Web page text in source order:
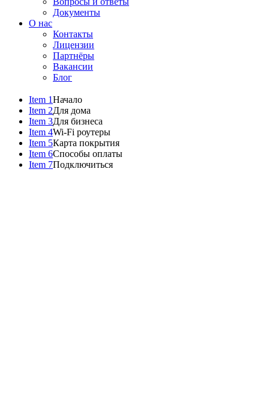
Документы
О нас
Контакты
Лицензии
Партнёры
Вакансии
Блог
Item 1Начало
Item 2Для дома
Item 3Для бизнеса
Item 4Wi-Fi роутеры
Item 5Карта покрытия
Item 6Способы оплаты
Item 7Подключиться